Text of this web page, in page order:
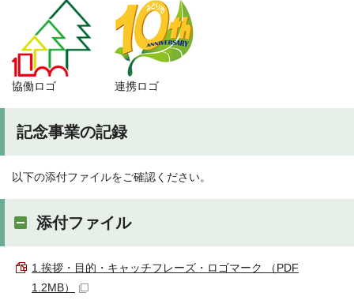
協働ロゴ 連携ロゴ
記念事業の記録
以下の添付ファイルをご確認ください。
添付ファイル
1.挨拶・目的・キャッチフレーズ・ロゴマーク （PDF
1.2MB）